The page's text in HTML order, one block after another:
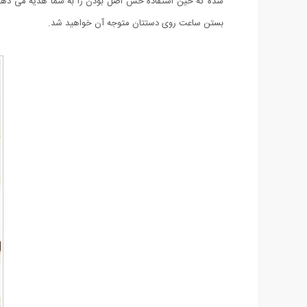
بستن ساعت روی دستتان متوجه آن خواهید شد.